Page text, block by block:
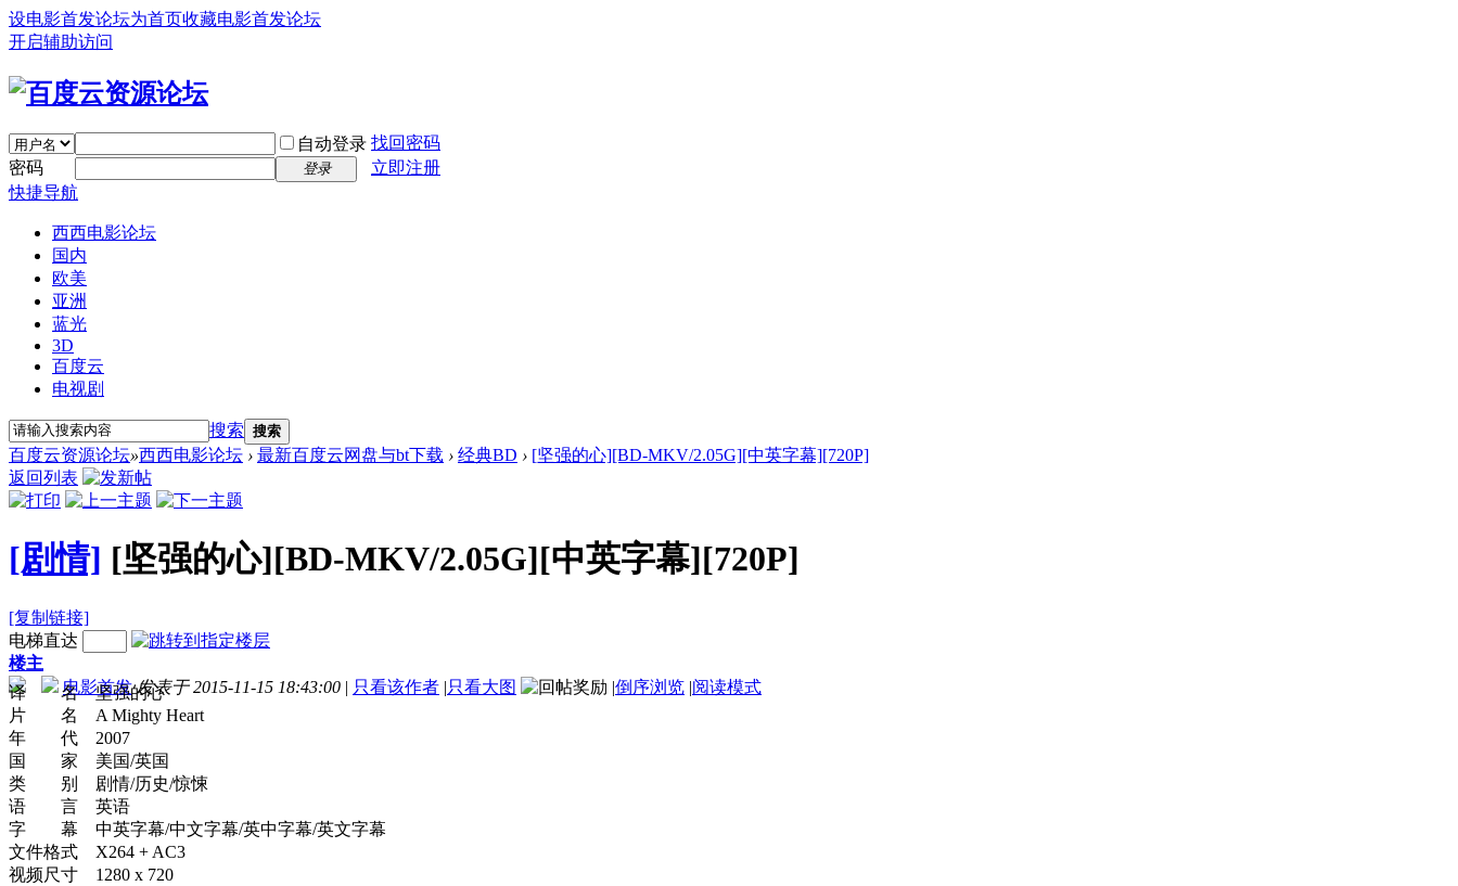
设电影首发论坛为首页收藏电影首发论坛
开启辅助访问
自动登录 找回密码
密码
登录
立即注册
快捷导航
西西电影论坛
国内
欧美
亚洲
蓝光
3D
百度云
电视剧
搜索 搜索
百度云资源论坛»西西电影论坛 › 最新百度云网盘与bt下载 › 经典BD › [坚强的心][BD-MKV/2.05G][中英字幕][720P]
返回列表
[剧情] [坚强的心][BD-MKV/2.05G][中英字幕][720P]
[复制链接]
电梯直达
楼主
电影首发 发表于 2015-11-15 18:43:00 | 只看该作者 |只看大图 |倒序浏览 |阅读模式
译 名 坚强的心
片 名 A Mighty Heart
年 代 2007
国 家 美国/英国
类 别 剧情/历史/惊悚
语 言 英语
字 幕 中英字幕/中文字幕/英中字幕/英文字幕
文件格式 X264 + AC3
视频尺寸 1280 x 720